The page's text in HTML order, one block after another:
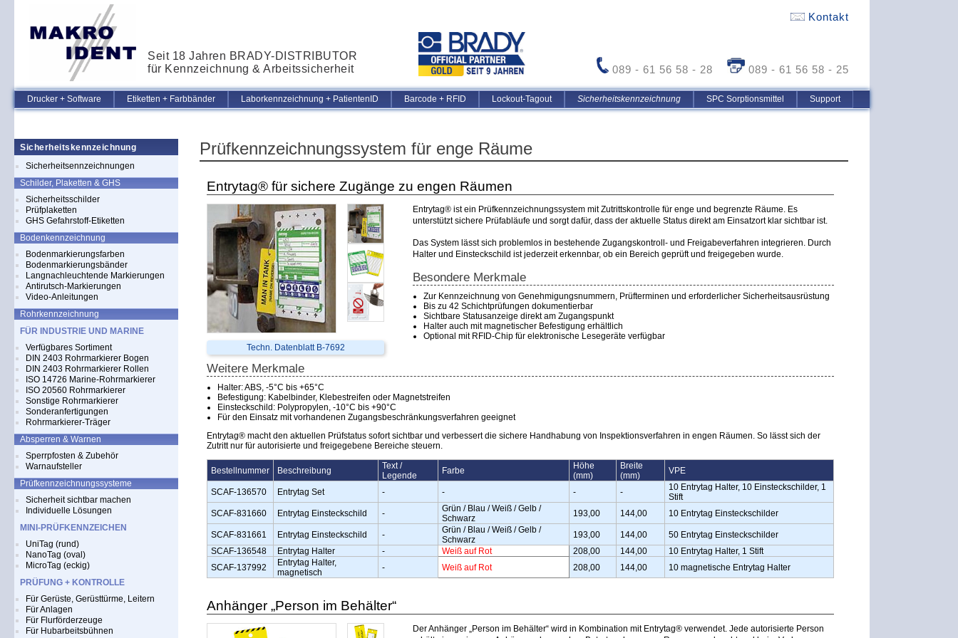
Seit 18 Jahren BRADY-DISTRIBUTOR
für Kennzeichnung & Arbeitssicherheit
Kontakt
089 - 61 56 58 - 28 089 - 61 56 58 - 25
Drucker + Software Etiketten + Farbbänder Laborkennzeichnung + PatientenID Barcode + RFID Lockout-Tagout Sicherheitskennzeichnung SPC Sorptionsmittel Support
Sicherheitskennzeichnung
Sicherheitsennzeichnungen
Schilder, Plaketten & GHS
Sicherheitsschilder
Prüfplaketten
GHS Gefahrstoff-Etiketten
Bodenkennzeichnung
Bodenmarkierungsfarben
Bodenmarkierungsbänder
Langnachleuchtende Markierungen
Antirutsch-Markierungen
Video-Anleitungen
Rohrkennzeichnung
FÜR INDUSTRIE UND MARINE
Verfügbares Sortiment
DIN 2403 Rohrmarkierer Bogen
DIN 2403 Rohrmarkierer Rollen
ISO 14726 Marine-Rohrmarkierer
ISO 20560 Rohrmarkierer
Sonstige Rohrmarkierer
Sonderanfertigungen
Rohrmarkierer-Träger
Absperren & Warnen
Sperrpfosten & Zubehör
Warnaufsteller
Prüfkennzeichnungssysteme
Sicherheit sichtbar machen
Individuelle Lösungen
MINI-PRÜFKENNZEICHEN
UniTag (rund)
NanoTag (oval)
MicroTag (eckig)
PRÜFUNG + KONTROLLE
Für Gerüste, Gerüsttürme, Leitern
Für Anlagen
Für Flurförderzeuge
Für Hubarbeitsbühnen
Prüfkennzeichnungssystem für enge Räume
Entrytag® für sichere Zugänge zu engen Räumen
Techn. Datenblatt B-7692
Entrytag® ist ein Prüfkennzeichnungssystem mit Zutrittskontrolle für enge und begrenzte Räume. Es
unterstützt sichere Prüfabläufe und sorgt dafür, dass der aktuelle Status direkt am Einsatzort klar sichtbar ist.
Das System lässt sich problemlos in bestehende Zugangskontroll- und Freigabeverfahren integrieren. Durch
Halter und Einsteckschild ist jederzeit erkennbar, ob ein Bereich geprüft und freigegeben wurde.
Besondere Merkmale
Zur Kennzeichnung von Genehmigungsnummern, Prüfterminen und erforderlicher Sicherheitsausrüstung
Bis zu 42 Schichtprüfungen dokumentierbar
Sichtbare Statusanzeige direkt am Zugangspunkt
Halter auch mit magnetischer Befestigung erhältlich
Optional mit RFID-Chip für elektronische Lesegeräte verfügbar
Weitere Merkmale
Halter: ABS, -5°C bis +65°C
Befestigung: Kabelbinder, Klebestreifen oder Magnetstreifen
Einsteckschild: Polypropylen, -10°C bis +90°C
Für den Einsatz mit vorhandenen Zugangsbeschränkungsverfahren geeignet
Entrytag® macht den aktuellen Prüfstatus sofort sichtbar und verbessert die sichere Handhabung von Inspektionsverfahren in engen Räumen. So lässt sich der
Zutritt nur für autorisierte und freigegebene Bereiche steuern.
Bestellnummer Beschreibung
Text /
Legende
Farbe
Höhe
(mm)
Breite
(mm)
VPE
SCAF-136570 Entrytag Set - - - -
10 Entrytag Halter, 10 Einsteckschilder, 1
Stift
SCAF-831660
Entrytag Einsteckschild -
Grün / Blau / Weiß / Gelb /
Schwarz
193,00 144,00 10 Entrytag Einsteckschilder
SCAF-831661 Entrytag Einsteckschild -
Grün / Blau / Weiß / Gelb /
Schwarz
193,00 144,00
50 Entrytag Einsteckschilder
SCAF-136548
Entrytag Halter - Weiß auf Rot 208,00 144,00
10 Entrytag Halter, 1 Stift
SCAF-137992
Entrytag Halter,
magnetisch
- Weiß auf Rot 208,00 144,00 10 magnetische Entrytag Halter
Anhänger „Person im Behälter“
Der Anhänger „Person im Behälter“ wird in Kombination mit Entrytag® verwendet. Jede autorisierte Person